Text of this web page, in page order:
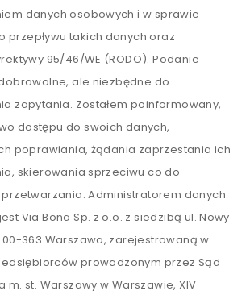
danych osobowych i w sprawie
przepływu takich danych oraz
95/46/WE (RODO). Podanie
ale niezbędne do
zapytania. Zostałem poinformowany,
dostępu do swoich danych,
poprawiania, żądania zaprzestania ich
skierowania sprzeciwu co do
Administratorem danych
Via Bona Sp. z o.o. z siedzibą ul. Nowy
363 Warszawa, zarejestrowaną w
prowadzonym przez Sąd
m. st. Warszawy w Warszawie, XIV